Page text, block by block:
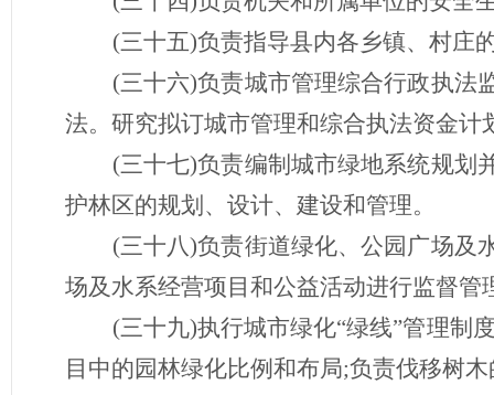
(三十五)负责指导县内各乡镇、村庄
(三十六)负责城市管理综合行政执法
法。研究拟订城市管理和综合执法资金
(三十七)负责编制城市绿地系统规划
护林区的规划、设计、建设和管理。
(三十八)负责街道绿化、公园广场及
场及水系经营项目和公益活动进行监督管
(三十九)执行城市绿化“绿线”管理制
目中的园林绿化比例和布局;负责伐移树